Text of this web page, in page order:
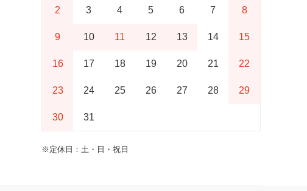
2 3 4 5 6 7 8
9 10 11 12 13 14 15
16 17 18 19 20 21 22
23 24 25 26 27 28 29
30 31
※定休日：土・日・祝日